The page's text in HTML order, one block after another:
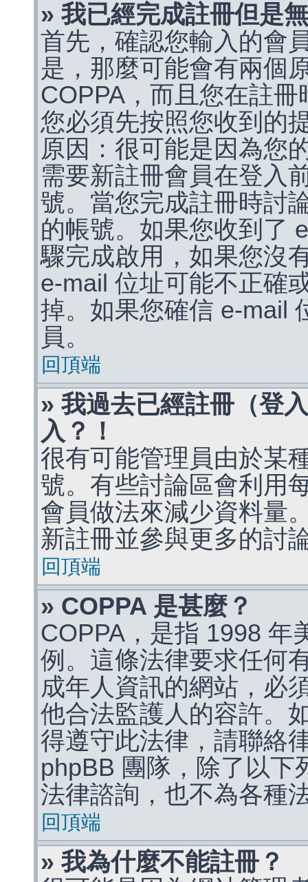
» 我已經完成註冊但是
首先，確認您輸入的會
是，那麼可能會有兩個
COPPA，而且您在註
您必須先按照您收到的
原因：很可能是因為您
需要新註冊會員在登入
號。當您完成註冊時討
的帳號。如果您收到了
驟完成啟用，如果您沒
e-mail 位址可能不正確
掉。如果您確信 e-mail
員。
回頂端
» 我過去已經註冊（登
入？！
很有可能管理員由於某
號。有些討論區會利用
會員做法來減少資料量
新註冊並參與更多的討
回頂端
» COPPA 是甚麼？
COPPA，是指 1998 年
例。這條法律要求任何
成年人資訊的網站，必
他合法監護人的容許。
得遵守此法律，請聯絡
phpBB 團隊，除了以下
法律諮詢，也不為各種
回頂端
» 我為什麼不能註冊？